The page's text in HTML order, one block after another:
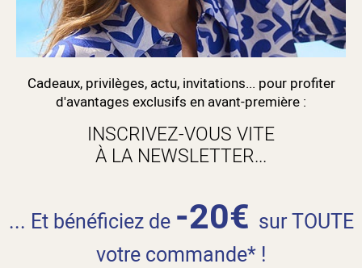
Cadeaux, privilèges, actu, invitations... pour profiter
d'avantages exclusifs en avant-première :
INSCRIVEZ-VOUS VITE
À LA NEWSLETTER...
... Et bénéficiez de -20€ sur TOUTE
votre commande* !